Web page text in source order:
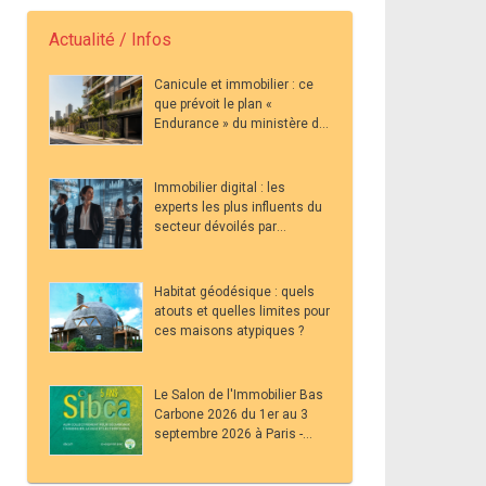
Actualité / Infos
Canicule et immobilier : ce
que prévoit le plan «
Endurance » du ministère du
Immobilier digital : les
experts les plus influents du
secteur dévoilés par
Habitat géodésique : quels
atouts et quelles limites pour
ces maisons atypiques ?
Le Salon de l'Immobilier Bas
Carbone 2026 du 1er au 3
septembre 2026 à Paris -